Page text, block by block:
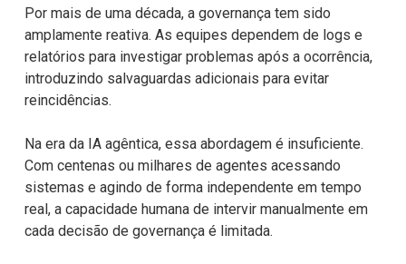
Por mais de uma década, a governança tem sido
amplamente reativa. As equipes dependem de logs e
relatórios para investigar problemas após a ocorrência,
introduzindo salvaguardas adicionais para evitar
reincidências.
Na era da IA agêntica, essa abordagem é insuficiente.
Com centenas ou milhares de agentes acessando
sistemas e agindo de forma independente em tempo
real, a capacidade humana de intervir manualmente em
cada decisão de governança é limitada.